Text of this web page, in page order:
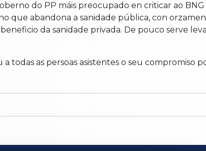
do PP máis preocupado en criticar ao
que abandona a sanidade pública, con
da sanidade privada. De pouco serve
todas as persoas asistentes o seu compromiso